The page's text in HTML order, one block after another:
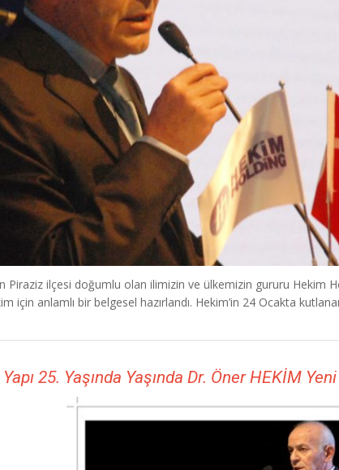
Piraziz ilçesi doğumlu olan ilimizin ve ülkemizin gururu Hekim
için anlamlı bir belgesel hazırlandı. Hekim’in 24 Ocakta
25. Yaşında Yaşında Dr. Öner HEKİM